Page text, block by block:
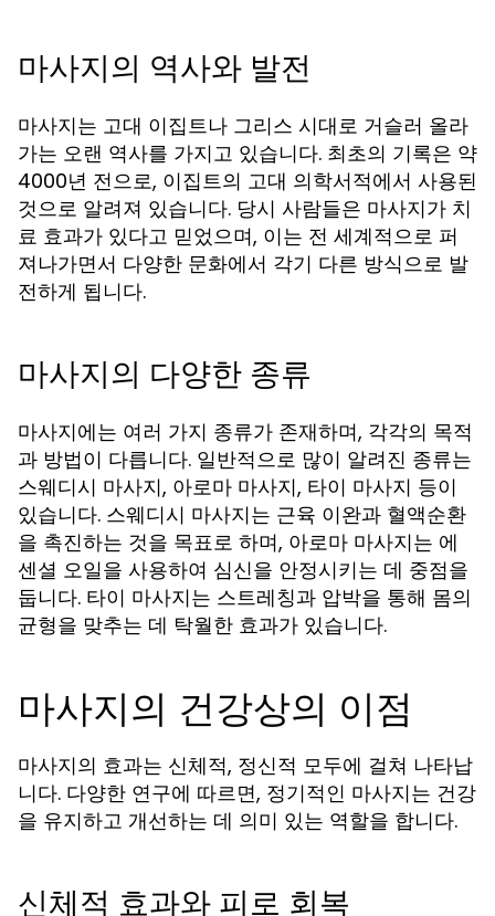
마사지의 역사와 발전
마사지는 고대 이집트나 그리스 시대로 거슬러 올라
가는 오랜 역사를 가지고 있습니다. 최초의 기록은 약
4000년 전으로, 이집트의 고대 의학서적에서 사용된
것으로 알려져 있습니다. 당시 사람들은 마사지가 치
료 효과가 있다고 믿었으며, 이는 전 세계적으로 퍼
져나가면서 다양한 문화에서 각기 다른 방식으로 발
전하게 됩니다.
마사지의 다양한 종류
마사지에는 여러 가지 종류가 존재하며, 각각의 목적
과 방법이 다릅니다. 일반적으로 많이 알려진 종류는
스웨디시 마사지, 아로마 마사지, 타이 마사지 등이
있습니다. 스웨디시 마사지는 근육 이완과 혈액순환
을 촉진하는 것을 목표로 하며, 아로마 마사지는 에
센셜 오일을 사용하여 심신을 안정시키는 데 중점을
둡니다. 타이 마사지는 스트레칭과 압박을 통해 몸의
균형을 맞추는 데 탁월한 효과가 있습니다.
마사지의 건강상의 이점
마사지의 효과는 신체적, 정신적 모두에 걸쳐 나타납
니다. 다양한 연구에 따르면, 정기적인 마사지는 건강
을 유지하고 개선하는 데 의미 있는 역할을 합니다.
신체적 효과와 피로 회복